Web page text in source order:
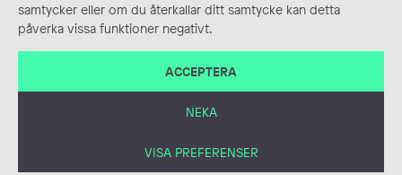
samtycker eller om du återkallar ditt samtycke kan detta
påverka vissa funktioner negativt.
ACCEPTERA
NEKA
VISA PREFERENSER